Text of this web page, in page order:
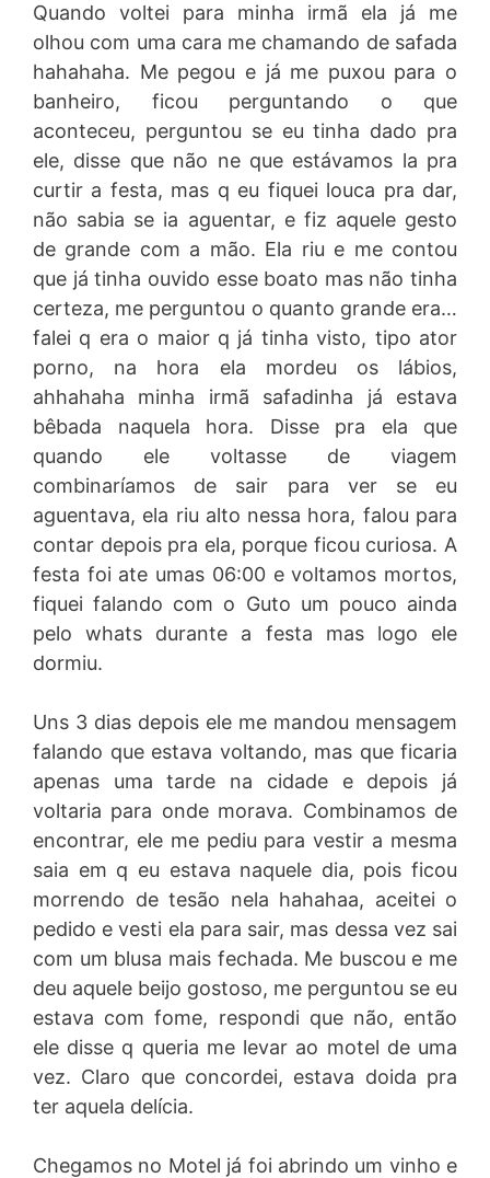
Quando voltei para minha irmã ela já me
olhou com uma cara me chamando de safada
hahahaha. Me pegou e já me puxou para o
banheiro, ficou perguntando o que
aconteceu, perguntou se eu tinha dado pra
ele, disse que não ne que estávamos la pra
curtir a festa, mas q eu fiquei louca pra dar,
não sabia se ia aguentar, e fiz aquele gesto
de grande com a mão. Ela riu e me contou
que já tinha ouvido esse boato mas não tinha
certeza, me perguntou o quanto grande era…
falei q era o maior q já tinha visto, tipo ator
porno, na hora ela mordeu os lábios,
ahhahaha minha irmã safadinha já estava
bêbada naquela hora. Disse pra ela que
quando ele voltasse de viagem
combinaríamos de sair para ver se eu
aguentava, ela riu alto nessa hora, falou para
contar depois pra ela, porque ficou curiosa. A
festa foi ate umas 06:00 e voltamos mortos,
fiquei falando com o Guto um pouco ainda
pelo whats durante a festa mas logo ele
dormiu.
Uns 3 dias depois ele me mandou mensagem
falando que estava voltando, mas que ficaria
apenas uma tarde na cidade e depois já
voltaria para onde morava. Combinamos de
encontrar, ele me pediu para vestir a mesma
saia em q eu estava naquele dia, pois ficou
morrendo de tesão nela hahahaa, aceitei o
pedido e vesti ela para sair, mas dessa vez sai
com um blusa mais fechada. Me buscou e me
deu aquele beijo gostoso, me perguntou se eu
estava com fome, respondi que não, então
ele disse q queria me levar ao motel de uma
vez. Claro que concordei, estava doida pra
ter aquela delícia.
Chegamos no Motel já foi abrindo um vinho e